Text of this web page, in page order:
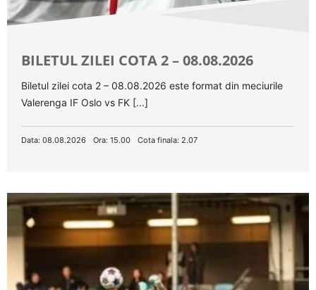
BILETUL ZILEI COTA 2 – 08.08.2026
Biletul zilei cota 2 – 08.08.2026 este format din meciurile
Valerenga IF Oslo vs FK [...]
Data: 08.08.2026 Ora: 15.00 Cota finala: 2.07